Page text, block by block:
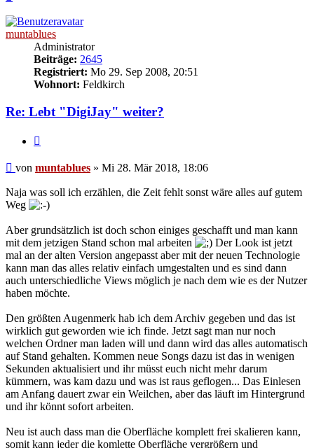
muntablues
Administrator
Beiträge: 2645
Registriert: Mo 29. Sep 2008, 20:51
Wohnort: Feldkirch
Re: Lebt "DigiJay" weiter?
Beitrag
von muntablues » Mi 28. Mär 2018, 18:06
Naja was soll ich erzählen, die Zeit fehlt sonst wäre alles auf gutem
Weg
Aber grundsätzlich ist doch schon einiges geschafft und man kann
mit dem jetzigen Stand schon mal arbeiten
Der Look ist jetzt
mal an der alten Version angepasst aber mit der neuen Technologie
kann man das alles relativ einfach umgestalten und es sind dann
auch unterschiedliche Views möglich je nach dem wie es der Nutzer
haben möchte.
Den größten Augenmerk hab ich dem Archiv gegeben und das ist
wirklich gut geworden wie ich finde. Jetzt sagt man nur noch
welchen Ordner man laden will und dann wird das alles automatisch
auf Stand gehalten. Kommen neue Songs dazu ist das in wenigen
Sekunden aktualisiert und ihr müsst euch nicht mehr darum
kümmern, was kam dazu und was ist raus geflogen... Das Einlesen
am Anfang dauert zwar ein Weilchen, aber das läuft im Hintergrund
und ihr könnt sofort arbeiten.
Neu ist auch dass man die Oberfläche komplett frei skalieren kann,
somit kann jeder die komlette Oberfläche vergrößern und